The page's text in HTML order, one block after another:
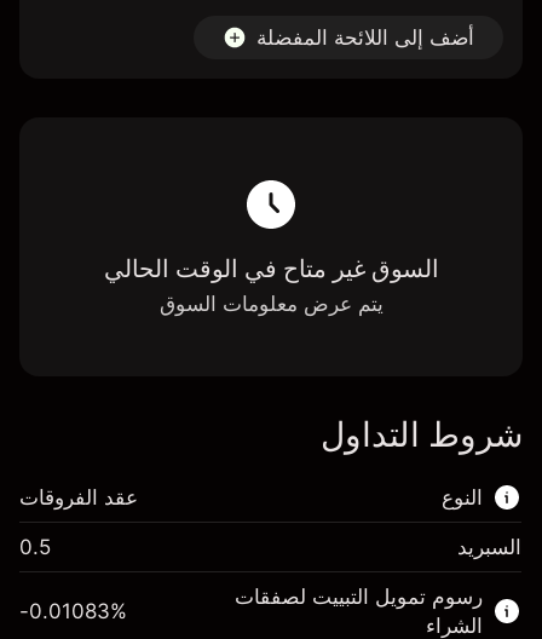
أضف إلى اللائحة المفضلة
السوق غير متاح في الوقت الحالي
يتم عرض معلومات السوق
شروط التداول
النوع
هذا السوق المالي متاح للتداول من خلال عقود
الفروقات.
عقد الفروقات
السبريد 0.5
رسوم تمويل التبييت لصفقات
الشراء
-0.01083%